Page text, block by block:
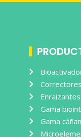
Correctores
Enraizantes
Gama
Gama